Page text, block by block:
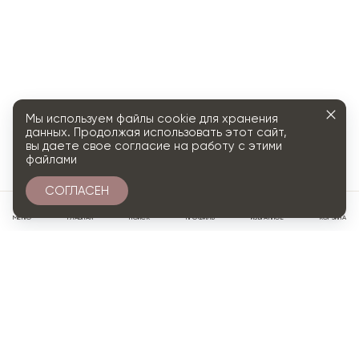
МЕНЮ ГЛАВНАЯ ПОИСК ПРОФИЛЬ ИЗБРАННОЕ КОРЗИНА
Мы используем файлы cookie для хранения
данных. Продолжая использовать этот сайт,
вы даете свое согласие на работу с этими
файлами
СОГЛАСЕН